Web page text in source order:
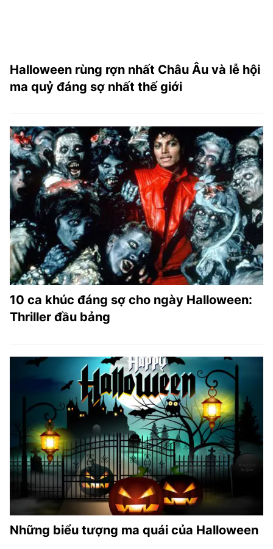
Halloween rùng rợn nhất Châu Âu và lễ hội
ma quỷ đáng sợ nhất thế giới
10 ca khúc đáng sợ cho ngày Halloween:
Thriller đầu bảng
Những biểu tượng ma quái của Halloween